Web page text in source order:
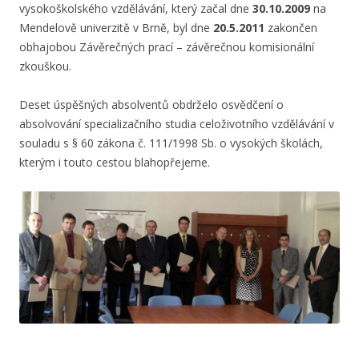
vysokoškolského vzdělávání, který začal dne 30.10.2009 na
Mendelově univerzitě v Brně, byl dne 20.5.2011 zakončen
obhajobou Závěrečných prací – závěrečnou komisionální
zkouškou.
Deset úspěšných absolventů obdrželo osvědčení o
absolvování specializačního studia celoživotního vzdělávání v
souladu s § 60 zákona č. 111/1998 Sb. o vysokých školách,
kterým i touto cestou blahopřejeme.